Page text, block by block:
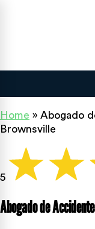
Home » Abogado
Brownsville
5
Abogado de